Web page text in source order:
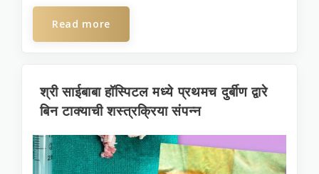
Read more
श्री साईबाबा हॉस्पिटल मध्ये प्रथमच दुर्बीण द्वारे
बिन टाक्याची शस्त्रक्रिया संपन्न